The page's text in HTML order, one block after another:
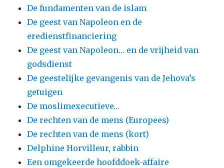
De fundamenten van de islam
De geest van Napoleon en de
eredienstfinanciering
De geest van Napoleon… en de vrijheid van
godsdienst
De geestelijke gevangenis van de Jehova’s
getuigen
De moslimexecutieve…
De rechten van de mens (Europees)
De rechten van de mens (kort)
Delphine Horvilleur, rabbin
Een omgekeerde hoofddoek-affaire